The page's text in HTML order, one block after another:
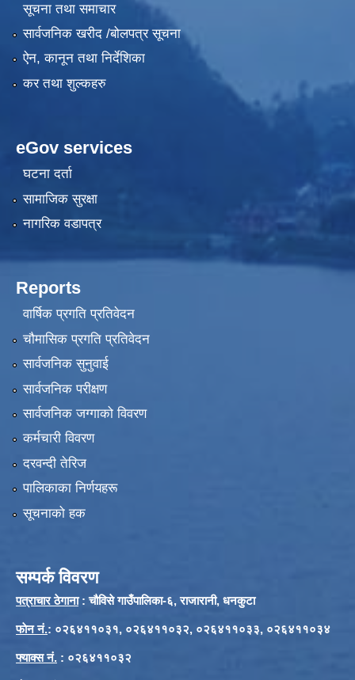
सूचना तथा समाचार
सार्वजनिक खरीद /बोलपत्र सूचना
ऐन, कानून तथा निर्देशिका
कर तथा शुल्कहरु
eGov services
घटना दर्ता
सामाजिक सुरक्षा
नागरिक वडापत्र
Reports
वार्षिक प्रगति प्रतिवेदन
चौमासिक प्रगति प्रतिवेदन
सार्वजनिक सुनुवाई
सार्वजनिक परीक्षण
सार्वजनिक जग्गाको विवरण
कर्मचारी विवरण
दरवन्दी तेरिज
पालिकाका निर्णयहरू
सूचनाको हक
सम्पर्क विवरण
पत्राचार ठेगाना: चौविसे गाउँपालिका-६, राजारानी, धनकुटा
फाेन नं.: ०२६४११०३१, ०२६४११०३२, ०२६४११०३३, ०२६४११०३४
फ्याक्स नं. : ०२६४११०३२